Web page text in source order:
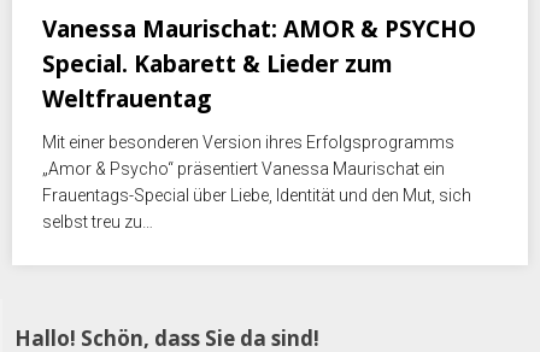
Vanessa Maurischat: AMOR & PSYCHO
Special. Kabarett & Lieder zum
Weltfrauentag
Mit einer besonderen Version ihres Erfolgsprogramms
„Amor & Psycho“ präsentiert Vanessa Maurischat ein
Frauentags-Special über Liebe, Identität und den Mut, sich
selbst treu zu…
Hallo! Schön, dass Sie da sind!